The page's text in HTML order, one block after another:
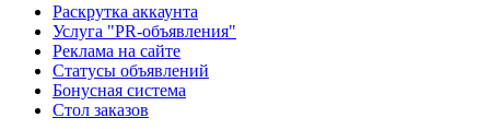
Раскрутка аккаунта
Услуга "PR-объявления"
Реклама на сайте
Статусы объявлений
Бонусная система
Стол заказов